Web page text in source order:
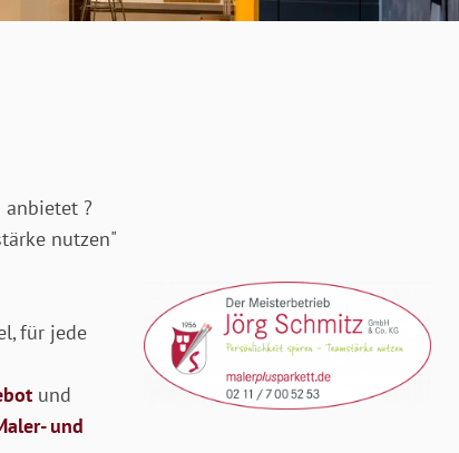
anbietet ?
nutzen"
für jede
und
und